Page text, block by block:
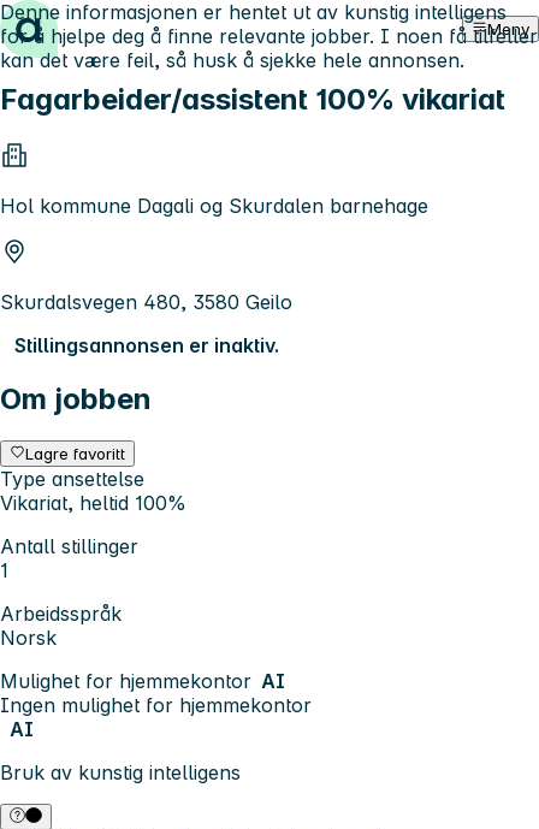
Hopp til innhold Meny
Fagarbeider/assistent 100% vikariat
Hol kommune Dagali og Skurdalen barnehage
Skurdalsvegen 480, 3580 Geilo
Stillingsannonsen er inaktiv.
Om jobben
Lagre favoritt
Type ansettelse
Vikariat, heltid 100%
Antall stillinger
1
Arbeidsspråk
Norsk
Mulighet for hjemmekontor AI
Ingen mulighet for hjemmekontor
AI
Bruk av kunstig intelligens
Denne informasjonen er hentet ut av kunstig intelligens
for å hjelpe deg å finne relevante jobber. I noen få tilfeller
kan det være feil, så husk å sjekke hele annonsen.